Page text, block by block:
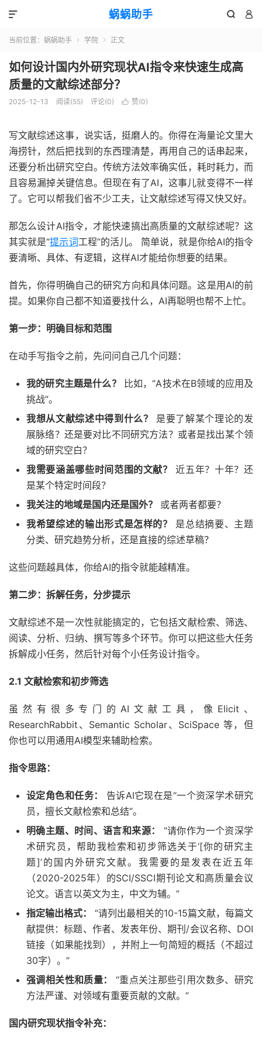
蜗蜗助手  

当前位置： 蜗蜗助手  学院  正文
如何设计国内外研究现状AI指令来快速生成高
质量的文献综述部分？
2025-12-13 阅读(55) 评论(0)  赞(0)
写文献综述这事，说实话，挺磨人的。你得在海量论文里大
海捞针，然后把找到的东西理清楚，再用自己的话串起来，
还要分析出研究空白。传统方法效率确实低，耗时耗力，而
且容易漏掉关键信息。但现在有了AI，这事儿就变得不一样
了。它可以帮我们省不少工夫，让文献综述写得又快又好。
那怎么设计AI指令，才能快速搞出高质量的文献综述呢？这
其实就是“提示词工程”的活儿。 简单说，就是你给AI的指令
要清晰、具体、有逻辑，这样AI才能给你想要的结果。
首先，你得明确自己的研究方向和具体问题。这是用AI的前
提。如果你自己都不知道要找什么，AI再聪明也帮不上忙。
第一步：明确目标和范围
在动手写指令之前，先问问自己几个问题：
我的研究主题是什么？
比如，“A技术在B领域的应用及
挑战”。
我想从文献综述中得到什么？
是要了解某个理论的发
展脉络？还是要对比不同研究方法？或者是找出某个领
域的研究空白？
我需要涵盖哪些时间范围的文献？
近五年？十年？还
是某个特定时间段？
我关注的地域是国内还是国外？
或者两者都要？
我希望综述的输出形式是怎样的？
是总结摘要、主题
分类、研究趋势分析，还是直接的综述草稿？
这些问题越具体，你给AI的指令就能越精准。
第二步：拆解任务，分步提示
文献综述不是一次性就能搞定的，它包括文献检索、筛选、
阅读、分析、归纳、撰写等多个环节。你可以把这些大任务
拆解成小任务，然后针对每个小任务设计指令。
2.1 文献检索和初步筛选
虽然有很多专门的AI文献工具，像Elicit、
ResearchRabbit、Semantic Scholar、SciSpace 等，但
你也可以用通用AI模型来辅助检索。
指令思路：
设定角色和任务：
告诉AI它现在是“一个资深学术研究
员，擅长文献检索和总结”。
明确主题、时间、语言和来源：
“请你作为一个资深学
术研究员，帮助我检索和初步筛选关于‘[你的研究主
题]’的国内外研究文献。我需要的是发表在近五年
（2020-2025年）的SCI/SSCI期刊论文和高质量会议
论文。语言以英文为主，中文为辅。”
指定输出格式：
“请列出最相关的10-15篇文献，每篇文
献提供：标题、作者、发表年份、期刊/会议名称、DOI
链接（如果能找到），并附上一句简短的概括（不超过
30字）。”
强调相关性和质量：
“重点关注那些引用次数多、研究
方法严谨、对领域有重要贡献的文献。”
国内研究现状指令补充：